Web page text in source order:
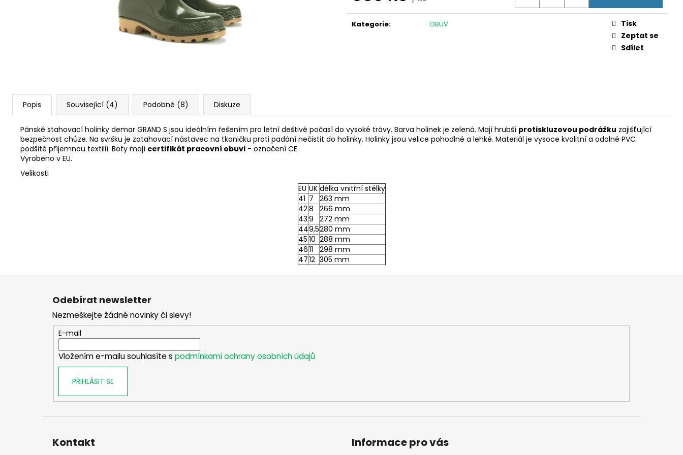
cena:
Kategorie: OBUV
Tisk
Zeptat se
Sdílet
Popis Související (4) Podobné (8) Diskuze
Pánské stahovací holinky demar GRAND S jsou ideálním řešením pro letní deštivé počasí do vysoké trávy. Barva holinek je zelená. Mají hrubší protiskluzovou podrážku zajišťující
bezpečnost chůze. Na svršku je zatahovací nástavec na tkaničku proti padání nečistit do holinky. Holinky jsou velice pohodlné a lehké. Materiál je vysoce kvalitní a odolné PVC
podšité příjemnou textilií. Boty mají certifikát pracovní obuvi - označení CE.
Vyrobeno v EU.
Velikosti
EU UK délka vnitřní stélky
41 7
263 mm
428
266 mm
43 9
272 mm
449,5280 mm
45 10 288 mm
4611
298 mm
4712 305 mm
KOŠILE PINEWOOD PRESTWICK LADIES
FLEECOVÁ LOVECKÁ BUNDA SPIKE
1 250 Kč
PISTOLE HS S5 CAL. 45 AUTO, 3,3"
ČERNÁ
13 500 Kč
Z
Odebírat newsletter
Nezmeškejte žádné novinky či slevy!
E-mail
Vložením e-mailu souhlasíte s podmínkami ochrany osobních údajů
PŘIHLÁSIT SE
Kontakt Informace pro vás